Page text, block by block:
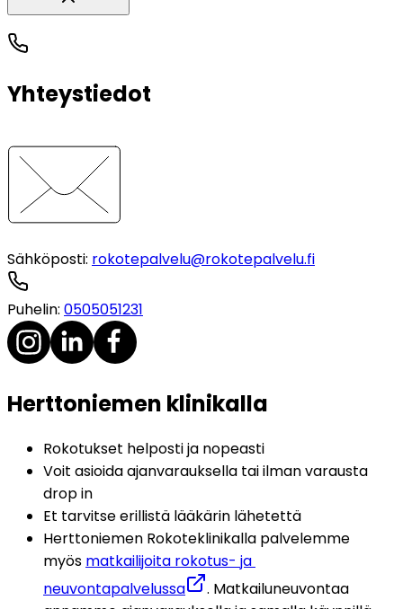
Yhteystiedot
Sähköposti: rokotepalvelu@rokotepalvelu.fi
Puhelin: 0505051231
Herttoniemen klinikalla
Rokotukset helposti ja nopeasti
Voit asioida ajanvarauksella tai ilman varausta
drop in
Et tarvitse erillistä lääkärin lähetettä
Herttoniemen Rokoteklinikalla palvelemme
myös matkailijoita rokotus- ja
neuvontapalvelussa
. Matkailuneuvontaa